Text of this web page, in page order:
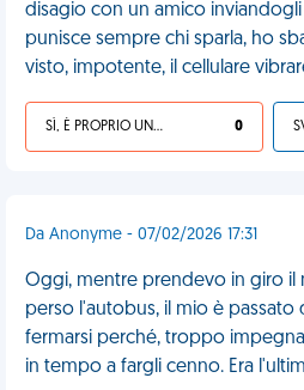
disagio con un amico inviandogli
punisce sempre chi sparla, ho
visto, impotente, il cellulare
SÌ, È PROPRIO UNA VDM! 0
Da Anonyme - 07/02/2026 17:31
Oggi, mentre prendevo in giro il
perso l'autobus, il mio è passato
fermarsi perché, troppo
in tempo a fargli cenno. Era